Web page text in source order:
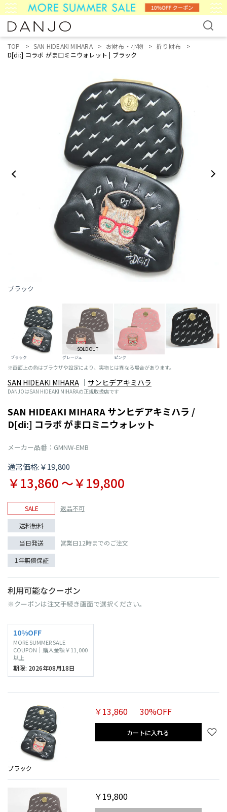
TOP SAN HIDEAKI MIHARA お財布・小物
折り財布
D[di:] コラボ がま口ミニウォレット | ブラック
ブラック
ブラック
SOLD OUT
グレージュ ピンク
※画面上の色はブラウザや設定により、実物とは異なる場合があります。
SAN HIDEAKI MIHARA サンヒデアキミハラ
DANJOはSAN HIDEAKI MIHARAの正規取扱店です
SAN HIDEAKI MIHARA サンヒデアキミハラ /
D[di:] コラボ がま口ミニウォレット
メーカー品番：GMNW-EMB
通常価格:￥19,800
￥13,860 〜￥19,800
SALE
返品不可
送料無料
当日発送
営業日12時までのご注文
1年無償保証
利用可能なクーポン
※クーポンは注文手続き画面で選択ください。
10%OFF
MORE SUMMER SALE
COUPON｜購入金額￥11,000
以上
期限: 2026年08月18日
ブラック
￥13,860 30%OFF
カートに入れる
￥19,800